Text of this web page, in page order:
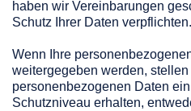
haben wir Vereinbarungen
Schutz Ihrer Daten verpflichten.
Wenn Ihre
weitergegeben werden,
personenbezogenen Daten
Schutzniveau erhalten,